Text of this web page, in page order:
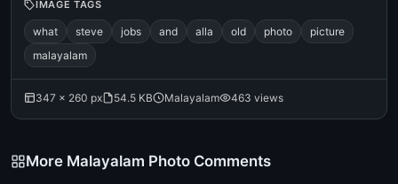
IMAGE TAGS
what steve jobs and alla old photo
picture
malayalam
347 × 260 px 54.5 KB Malayalam 463 views
More Malayalam Photo Comments